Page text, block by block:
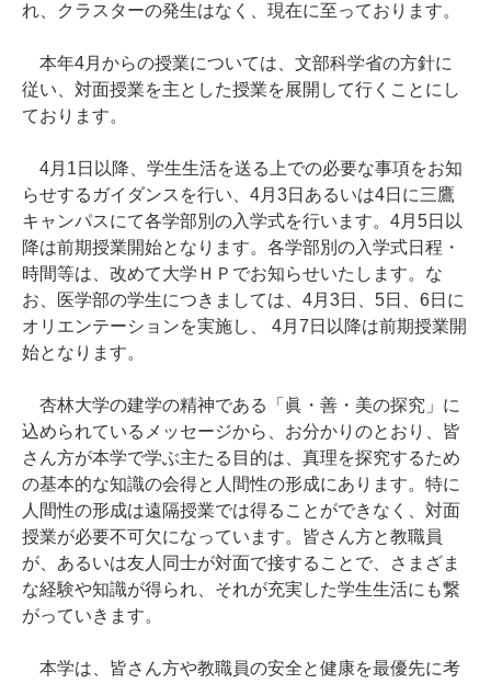
れ、クラスターの発生はなく、現在に至っております。
本年4月からの授業については、文部科学省の方針に
従い、対面授業を主とした授業を展開して行くことにし
ております。
4月1日以降、学生生活を送る上での必要な事項をお知
らせするガイダンスを行い、4月3日あるいは4日に三鷹
キャンパスにて各学部別の入学式を行います。4月5日以
降は前期授業開始となります。各学部別の入学式日程・
時間等は、改めて大学ＨＰでお知らせいたします。な
お、医学部の学生につきましては、4月3日、5日、6日に
オリエンテーションを実施し、 4月7日以降は前期授業開
始となります。
杏林大学の建学の精神である「眞・善・美の探究」に
込められているメッセージから、お分かりのとおり、皆
さん方が本学で学ぶ主たる目的は、真理を探究するため
の基本的な知識の会得と人間性の形成にあります。特に
人間性の形成は遠隔授業では得ることができなく、対面
授業が必要不可欠になっています。皆さん方と教職員
が、あるいは友人同士が対面で接することで、さまざま
な経験や知識が得られ、それが充実した学生生活にも繋
がっていきます。
本学は、皆さん方や教職員の安全と健康を最優先に考